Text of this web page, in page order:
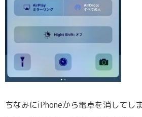
ちなみにiPhoneから電卓を消してし